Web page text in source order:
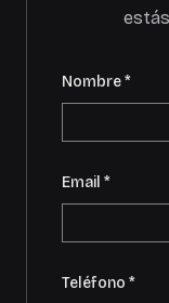
Nombre *
Email *
Teléfono *